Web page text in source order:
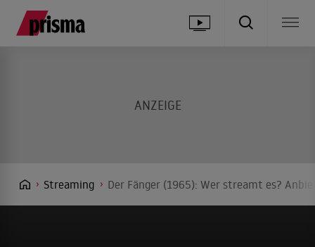
Streaming Der Fänger (1965): Wer streamt es?